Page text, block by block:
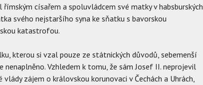
císařem a spoluvládcem své matky v habsburských
svého nejstaršího syna ke sňatku s bavorskou
katastrofou.
kterou si vzal pouze ze státnických důvodů, sebemenší
Vzhledem k tomu, že sám Josef II. neprojevil
zájem o královskou korunovaci v Čechách a Uhrách,